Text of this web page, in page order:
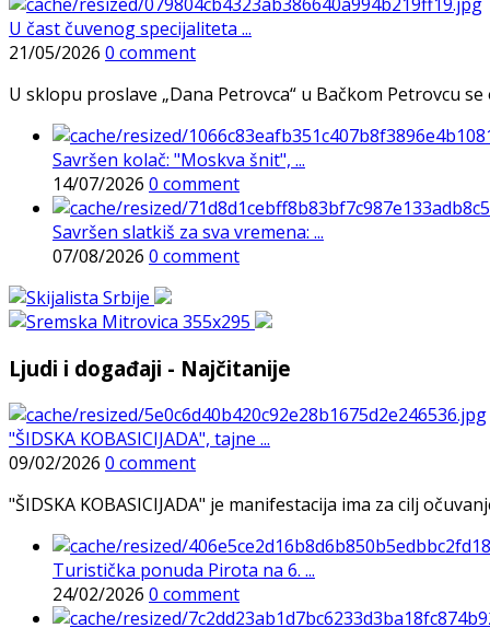
U čast čuvenog specijaliteta ...
21/05/2026 0 comment
U sklopu proslave „Dana Petrovca“ u Bačkom Petrovcu
Savršen kolač: "Moskva šnit", ...
14/07/2026 0 comment
Savršen slatkiš za sva vremena: ...
07/08/2026 0 comment
Ljudi i događaji - Najčitanije
"ŠIDSKA KOBASICIJADA", tajne ...
09/02/2026 0 comment
"ŠIDSKA KOBASICIJADA" je manifestacija ima za cilj
Turistička ponuda Pirota na 6. ...
24/02/2026 0 comment